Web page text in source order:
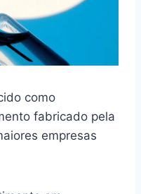
como
fabricado pela
empresas